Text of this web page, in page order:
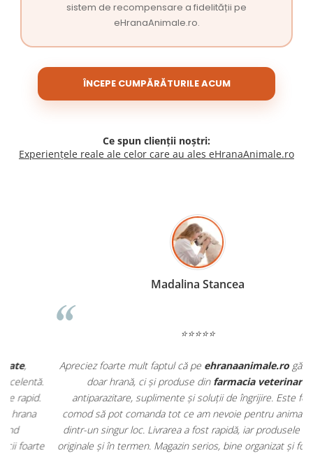
sistem de recompensare a fidelității pe
eHranaAnimale.ro.
ÎNCEPE CUMPĂRĂTURILE ACUM
Ce spun clienții noștri:
Experiențele reale ale celor care au ales eHranaAnimale.ro
Madalina Stancea
Apreciez foarte mult faptul că peehranaanimale.rogăsesc nu
doar hrană, ci și produse dinfarmacia veterinară:
antiparazitare, suplimente și soluții de îngrijire. Este foarte
comod să pot comanda tot ce am nevoie pentru animalul meu
dintr-un singur loc. Livrarea a fost rapidă, iar produsele au fost
originale și în termen. Magazin serios, bine organizat și foarte util